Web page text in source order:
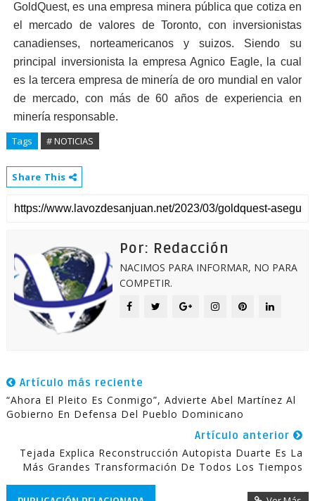
GoldQuest, es una empresa minera pública que cotiza en
el mercado de valores de Toronto, con inversionistas
canadienses, norteamericanos y suizos. Siendo su
principal inversionista la empresa Agnico Eagle, la cual
es la tercera empresa de minería de oro mundial en valor
de mercado, con más de 60 años de experiencia en
minería responsable.
Tags # NOTICIAS
Share This
Por: Redacción
NACIMOS PARA INFORMAR, NO PARA
COMPETIR.
Artículo más reciente
“Ahora El Pleito Es Conmigo”, Advierte Abel Martínez Al
Gobierno En Defensa Del Pueblo Dominicano
Artículo anterior
Tejada Explica Reconstrucción Autopista Duarte Es La
Más Grandes Transformación De Todos Los Tiempos